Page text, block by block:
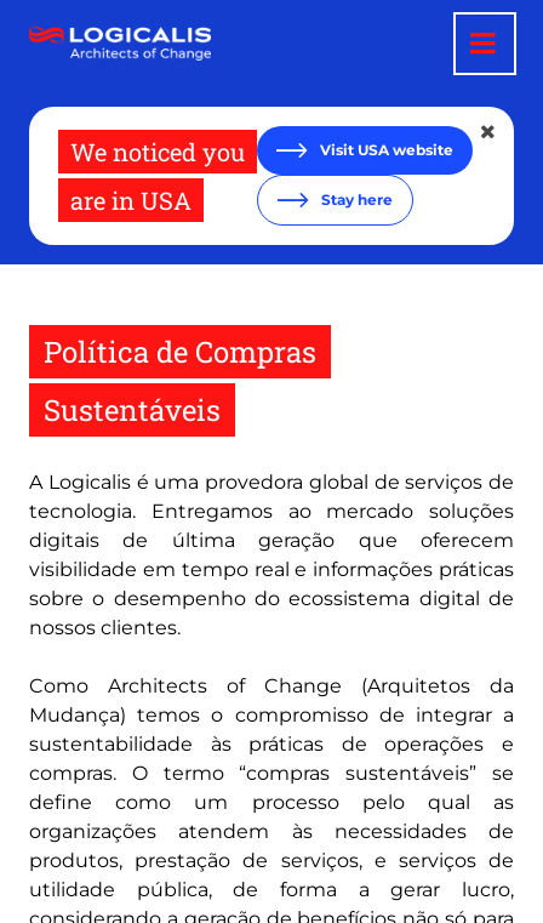
para
We noticed you
are in USA
Visit USA website
Stay here
Política de Compras
Sustentáveis
A Logicalis é uma provedora global de serviços de
tecnologia. Entregamos ao mercado soluções
digitais de última geração que oferecem
visibilidade em tempo real e informações práticas
sobre o desempenho do ecossistema digital de
nossos clientes.
Como Architects of Change (Arquitetos da
Mudança) temos o compromisso de integrar a
sustentabilidade às práticas de operações e
compras. O termo “compras sustentáveis” se
define como um processo pelo qual as
organizações atendem às necessidades de
produtos, prestação de serviços, e serviços de
utilidade pública, de forma a gerar lucro,